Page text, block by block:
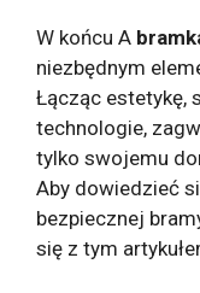
W końcu A
niezbędnym
Łącząc estetykę,
technologie,
tylko swojemu
Aby dowiedzieć
bezpiecznej
się z tym